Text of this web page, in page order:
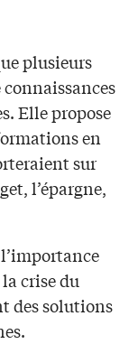
plusieurs
Elle propose
en
sur
l’épargne,
crise du
des solutions